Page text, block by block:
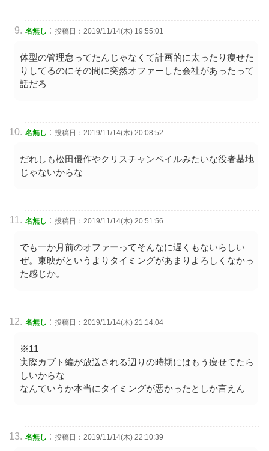
名無し : 投稿日：2019/11/14(木) 19:55:01
体型の管理怠ってたんじゃなくて計画的に太ったり痩せた
りしてるのにその間に突然オファーした会社があったって
話だろ
名無し : 投稿日：2019/11/14(木) 20:08:52
だれしも松田優作やクリスチャンベイルみたいな役者基地
じゃないからな
名無し : 投稿日：2019/11/14(木) 20:51:56
でも一か月前のオファーってそんなに遅くもないらしい
ぜ。東映がというよりタイミングがあまりよろしくなかっ
た感じか。
名無し : 投稿日：2019/11/14(木) 21:14:04
※11
実際カブト編が放送される辺りの時期にはもう痩せてたら
しいからな
なんていうか本当にタイミングが悪かったとしか言えん
名無し : 投稿日：2019/11/14(木) 22:10:39